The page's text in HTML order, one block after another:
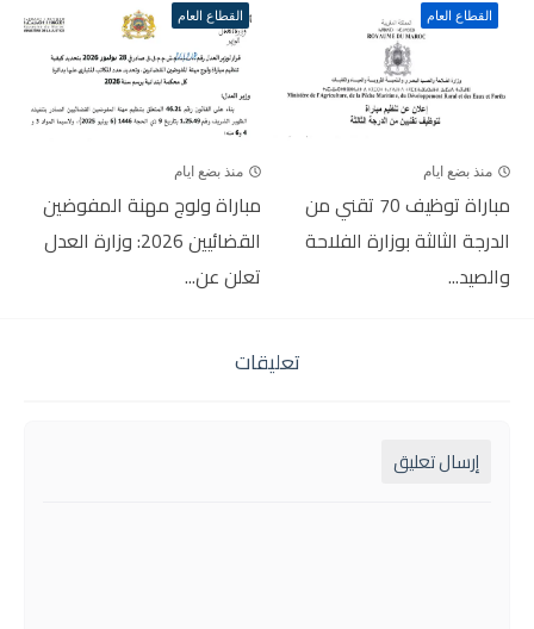
القطاع العام
منذ بضع ايام
مباراة توظيف 70 تقني من
الدرجة الثالثة بوزارة الفلاحة
والصيد...
القطاع العام
منذ بضع ايام
مباراة ولوج مهنة المفوضين
القضائيين 2026: وزارة العدل
تعلن عن...
تعليقات
إرسال تعليق